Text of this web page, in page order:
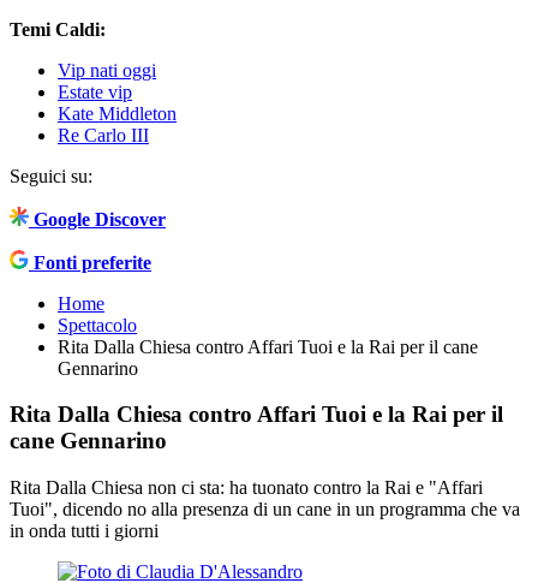
Temi Caldi:
Vip nati oggi
Estate vip
Kate Middleton
Re Carlo III
Seguici su:
Google Discover
Fonti preferite
Home
Spettacolo
Rita Dalla Chiesa contro Affari Tuoi e la Rai per il cane
Gennarino
Rita Dalla Chiesa contro Affari Tuoi e la Rai per il
cane Gennarino
Rita Dalla Chiesa non ci sta: ha tuonato contro la Rai e "Affari
Tuoi", dicendo no alla presenza di un cane in un programma che va
in onda tutti i giorni